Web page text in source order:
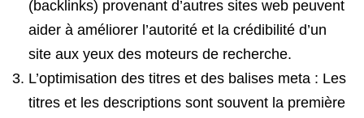
(backlinks) provenant d’autres sites web peuvent
aider à améliorer l’autorité et la crédibilité d’un
site aux yeux des moteurs de recherche.
L’optimisation des titres et des balises meta : Les
titres et les descriptions sont souvent la première